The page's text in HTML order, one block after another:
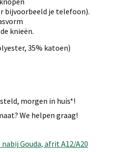
bijvoorbeeld je telefoon).
knieën.
35% katoen)
morgen in huis*!
We helpen graag!
Gouda, afrit A12/A20